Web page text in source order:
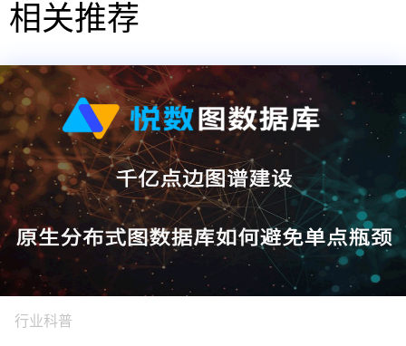
相关推荐
行业科普